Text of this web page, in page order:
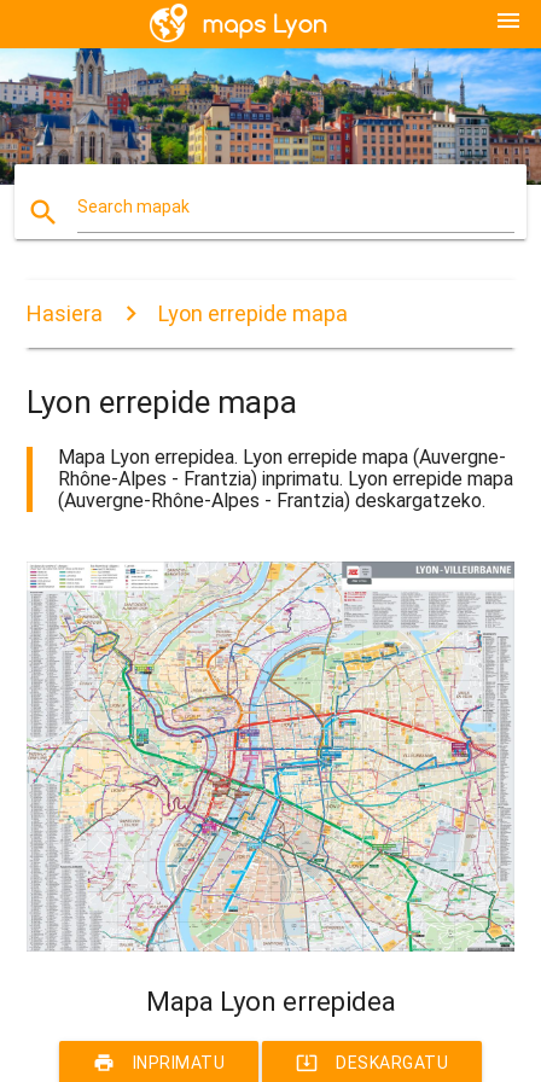
menu
search Search mapak
Hasiera Lyon errepide mapa
Lyon errepide mapa
Mapa Lyon errepidea. Lyon errepide mapa (Auvergne-
Rhône-Alpes - Frantzia) inprimatu. Lyon errepide mapa
(Auvergne-Rhône-Alpes - Frantzia) deskargatzeko.
Mapa Lyon errepidea
print INPRIMATU system_update_alt DESKARGATU